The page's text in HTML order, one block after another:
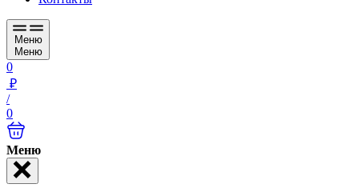
Меню
Меню
0
₽
/
0
Меню